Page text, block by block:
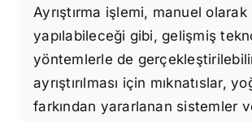
Ayrıştırma işlemi, manuel olarak
yapılabileceği gibi, gelişmiş
yöntemlerle de
ayrıştırılması için mıknatıslar,
farkından yararlanan sistemler